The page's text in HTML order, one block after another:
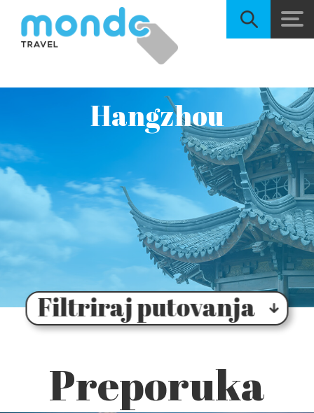
Hangzhou
Filtriraj putovanja
Preporuka